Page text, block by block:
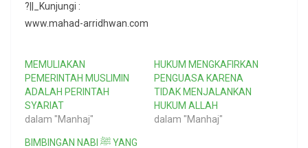
?||_Kunjungi :
www.mahad-arridhwan.com
MEMULIAKAN
PEMERINTAH MUSLIMIN
ADALAH PERINTAH
SYARIAT
dalam "Manhaj"
HUKUM MENGKAFIRKAN
PENGUASA KARENA
TIDAK MENJALANKAN
HUKUM ALLAH
dalam "Manhaj"
BIMBINGAN NABI ﷺ YANG